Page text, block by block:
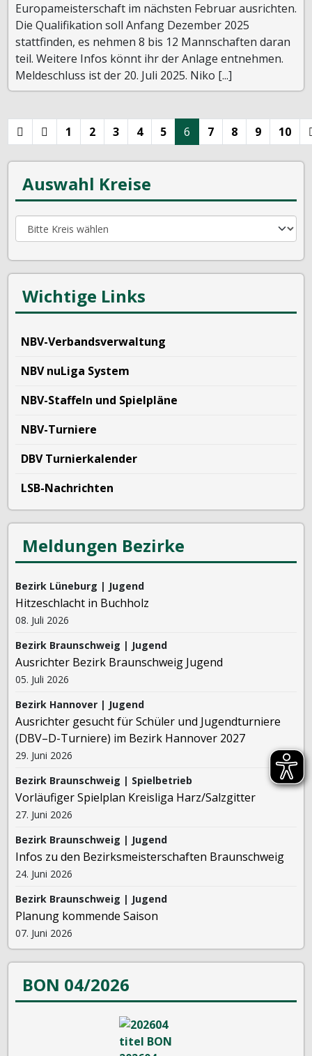
Europameisterschaft im nächsten Februar ausrichten.
Die Qualifikation soll Anfang Dezember 2025
stattfinden, es nehmen 8 bis 12 Mannschaften daran
teil. Weitere Infos könnt ihr der Anlage entnehmen.
Meldeschluss ist der 20. Juli 2025. Niko [...]
1 2 3 4 5 6 7 8 9 10
Auswahl Kreise
Wichtige Links
NBV-Verbandsverwaltung
NBV nuLiga System
NBV-Staffeln und Spielpläne
NBV-Turniere
DBV Turnierkalender
LSB-Nachrichten
Meldungen Bezirke
Bezirk Lüneburg | Jugend
Hitzeschlacht in Buchholz
08. Juli 2026
Bezirk Braunschweig | Jugend
Ausrichter Bezirk Braunschweig Jugend
05. Juli 2026
Bezirk Hannover | Jugend
Ausrichter gesucht für Schüler und Jugendturniere
(DBV–D-Turniere) im Bezirk Hannover 2027
29. Juni 2026
Bezirk Braunschweig | Spielbetrieb
Vorläufiger Spielplan Kreisliga Harz/Salzgitter
27. Juni 2026
Bezirk Braunschweig | Jugend
Infos zu den Bezirksmeisterschaften Braunschweig
24. Juni 2026
Bezirk Braunschweig | Jugend
Planung kommende Saison
07. Juni 2026
BON 04/2026